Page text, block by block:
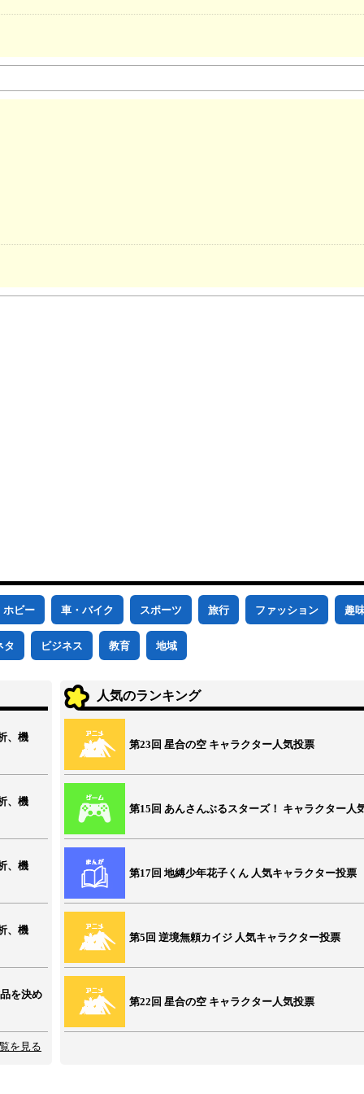
ホビー 車・バイク スポーツ 旅行 ファッション 趣
タ ビジネス 教育 地域
、機
、機
、機
、機
を決め
を見る
人気のランキング
第23回 星合の空 キャラクター人気投票
第15回 あんさんぶるスターズ！ キャラクター人
第17回 地縛少年花子くん 人気キャラクター投票
第5回 逆境無頼カイジ 人気キャラクター投票
第22回 星合の空 キャラクター人気投票